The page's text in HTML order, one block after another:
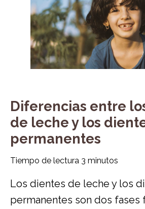
Diferencias entre
de leche y los
permanentes
Tiempo de lectura 3 minutos
Los dientes de leche y los
permanentes son dos fases